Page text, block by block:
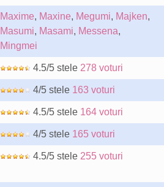
Maxime, Maxine, Megumi, Majken,
Masumi, Masami, Messena,
Mingmei
4.5/5 stele 278 voturi
4/5 stele 163 voturi
4.5/5 stele 164 voturi
4/5 stele 165 voturi
4.5/5 stele 255 voturi